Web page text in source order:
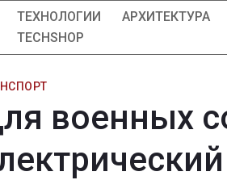
ТЕХНОЛОГИИ АРХИТЕКТУРА
TECHSHOP
военных